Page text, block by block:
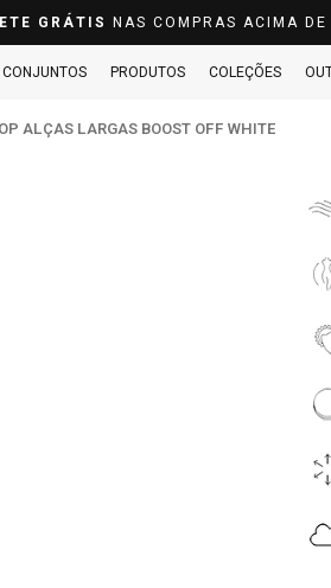
GRÁTIS NAS COMPRAS ACIMA
CONJUNTOS PRODUTOS COLEÇÕES
ALÇAS LARGAS BOOST OFF WHITE